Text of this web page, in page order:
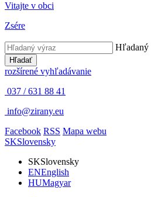
Vitajte v obci
Zsére
Hľadaný
Hľadať
rozšírené vyhľadávanie
037 / 631 88 41
info@zirany.eu
Facebook RSS Mapa webu
SKSlovensky
SKSlovensky
ENEnglish
HUMagyar